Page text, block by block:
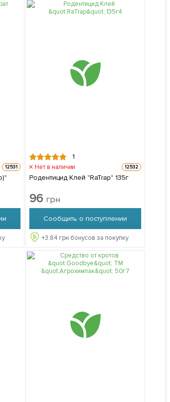
12531
1
Нет в наличии 12532
Родентицид Клей "RaTrap" 135г
96 грн
Сообщить о поступлении
+3.84 грн бонусов за покупку